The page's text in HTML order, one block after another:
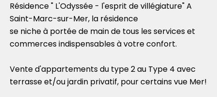
Résidence " L'Odyssée - l'esprit de villégiature" A
Saint-Marc-sur-Mer, la résidence
se niche à portée de main de tous les services et
commerces indispensables à votre confort.
Vente d'appartements du type 2 au Type 4 avec
terrasse et/ou jardin privatif, pour certains vue Mer!